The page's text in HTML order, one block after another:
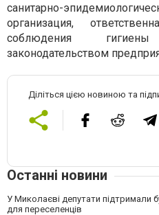
санитарно-
организация,
соблюдения
законодательством
Діліться цією новиною та
Останні новини
У Миколаєві депутати підтримали
для переселенців